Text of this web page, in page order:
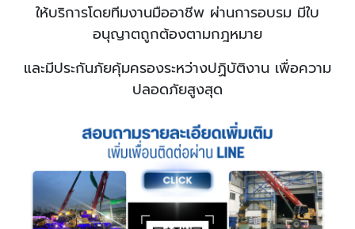
ให้บริการโดยทีมงานมืออาชีพ ผ่านการอบรม มีใบ
อนุญาตถูกต้องตามกฎหมาย
และมีประกันภัยคุ้มครองระหว่างปฏิบัติงาน เพื่อความ
ปลอดภัยสูงสุด